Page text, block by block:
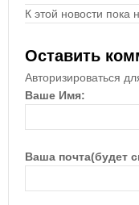
К этой новости пока
Оставить
Авторизироваться
Ваше Имя:
Ваша почта(будет